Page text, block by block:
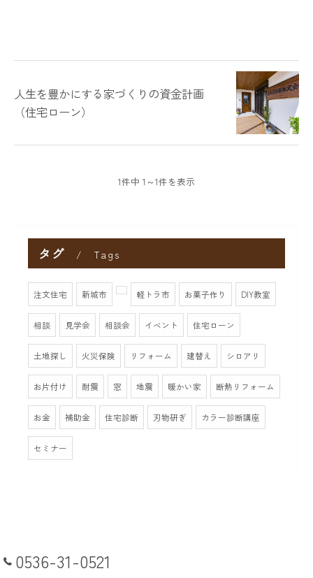
人生を豊かにする家づくりの資金計画
（住宅ローン）
1件中 1～1件を表示
タグ Tags
注文住宅 新城市 軽トラ市 お菓子作り DIY教室
相談 見学会 相談会 イベント 住宅ローン
土地探し 火災保険 リフォーム 建替え シロアリ
お片付け 耐震 窓 地震 暖かい家 断熱リフォーム
お金 補助金 住宅診断 刃物研ぎ カラー診断講座
セミナー
0536-31-0521